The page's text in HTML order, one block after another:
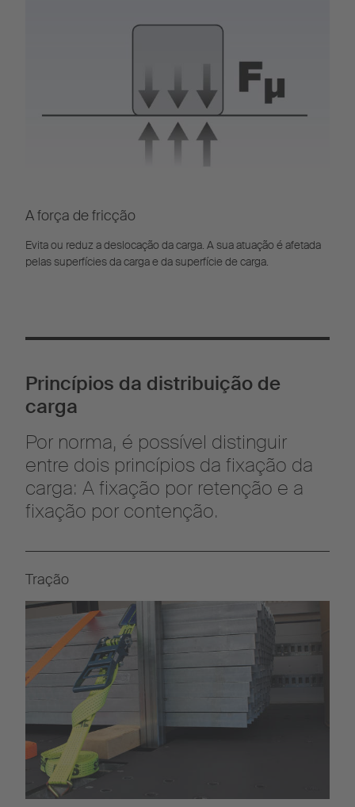
A força de fricção
Evita ou reduz a deslocação da carga. A sua atuação é afetada
pelas superfícies da carga e da superfície de carga.
Princípios da distribuição de
carga
Por norma, é possível distinguir
entre dois princípios da fixação da
carga: A fixação por retenção e a
fixação por contenção.
Tração